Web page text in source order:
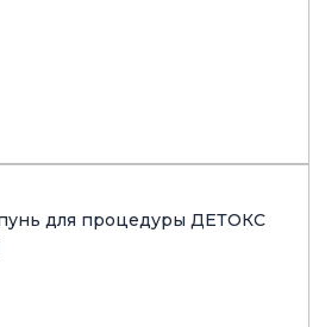
для процедуры ДЕТОКС